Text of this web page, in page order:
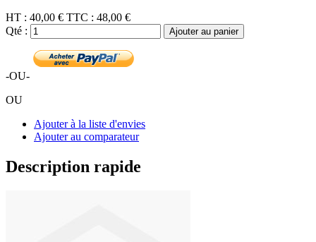
HT : 40,00 € TTC : 48,00 €
Qté :
Ajouter au panier
-OU-
OU
Ajouter à la liste d'envies
Ajouter au comparateur
Description rapide